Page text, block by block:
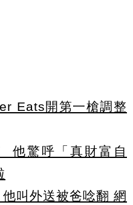
Eats開第一槍調整
他驚呼「真財富自
叫外送被爸唸翻 網